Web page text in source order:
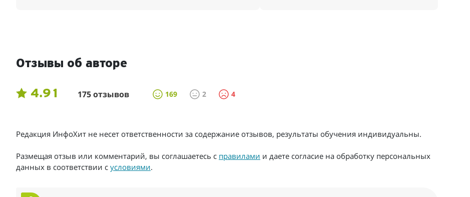
Отзывы об авторе
4.91 175 отзывов 169 2 4
Редакция ИнфоХит не несет ответственности за содержание отзывов, результаты обучения индивидуальны.
Размещая отзыв или комментарий, вы соглашаетесь с правилами и даете согласие на обработку персональных
данных в соответствии с условиями.